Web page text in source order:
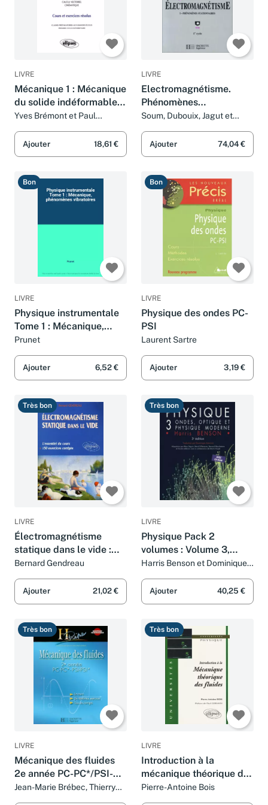
LIVRE
Mécanique 1 : Mécanique
du solide indéformable,
Calcul vectoriel,
Cinématique, Cours et
exercices résolus
Yves Brémont et Paul
Ajouter 18,61 €
LIVRE
Electromagnétisme.
Phénomènes
stationnaires
Soum, Dubouix, Jagut et
Ajouter 74,04 €
Bon
LIVRE
Physique instrumentale
Tome 1 : Mécanique,
phénomènes vibratoires
Prunet
Ajouter 6,52 €
Bon
LIVRE
Physique des ondes PC-
PSI
Laurent Sartre
Ajouter 3,19 €
Très bon
LIVRE
Électromagnétisme
statique dans le vide :
L'essentiel du cours +
150 exercices corrigés
Bernard Gendreau
Ajouter 21,02 €
Très bon
LIVRE
Physique Pack 2
volumes : Volume 3,
Ondes, optique et
physique moderne avec
solutions et corrigé des
problèmes (1Cédérom)
Harris Benson et Dominique
Ajouter 40,25 €
Très bon
LIVRE
Mécanique des fluides
2e année PC-PC*/PSI-
PSI*
Jean-Marie Brébec, Thierry
Très bon
LIVRE
Introduction à la
mécanique théorique des
fluides
Pierre-Antoine Bois